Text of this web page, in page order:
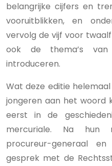
belangrijke cijfers en
vooruitblikken, en
vervolg de vijf voor
ook de thema’s
introduceren.
Wat deze editie
jongeren aan het woord
eerst in de
mercuriale. Na hun
procureur-generaal
gesprek met de